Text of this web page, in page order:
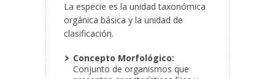
La especie es la unidad taxonómica
orgánica básica y la unidad de
clasificación.
Concepto Morfológico:
Conjunto de organismos que